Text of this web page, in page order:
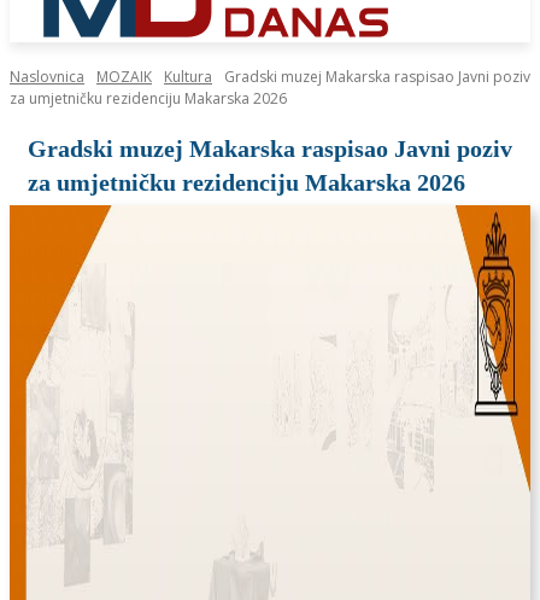
Naslovnica MOZAIK Kultura
Gradski muzej Makarska raspisao Javni poziv
za umjetničku rezidenciju Makarska 2026
Gradski muzej Makarska raspisao Javni poziv
za umjetničku rezidenciju Makarska 2026